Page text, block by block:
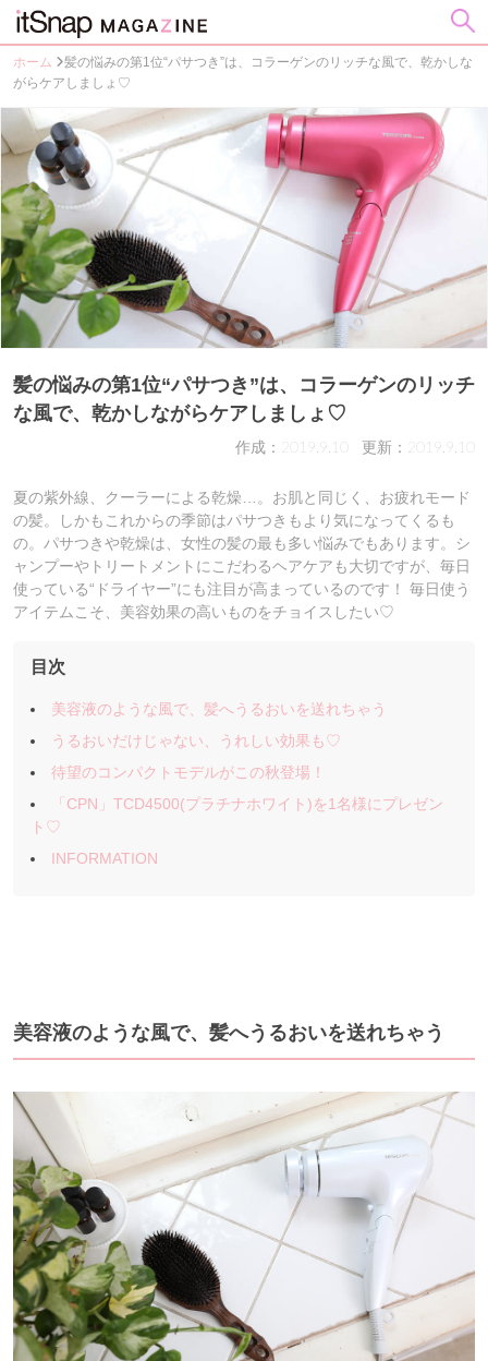
ホーム
髪の悩みの第1位“パサつき”は、コラーゲンのリッチな風で、乾かしな
がらケアしましょ♡
髪の悩みの第1位“パサつき”は、コラーゲンのリッチ
な風で、乾かしながらケアしましょ♡
作成：2019.9.10 更新：2019.9.10
夏の紫外線、クーラーによる乾燥…。お肌と同じく、お疲れモード
の髪。しかもこれからの季節はパサつきもより気になってくるも
の。パサつきや乾燥は、女性の髪の最も多い悩みでもあります。シ
ャンプーやトリートメントにこだわるヘアケアも大切ですが、毎日
使っている“ドライヤー”にも注目が高まっているのです！ 毎日使う
アイテムこそ、美容効果の高いものをチョイスしたい♡
目次
美容液のような風で、髪へうるおいを送れちゃう
うるおいだけじゃない、うれしい効果も♡
待望のコンパクトモデルがこの秋登場！
「CPN」TCD4500(プラチナホワイト)を1名様にプレゼン
ト♡
INFORMATION
美容液のような風で、髪へうるおいを送れちゃう